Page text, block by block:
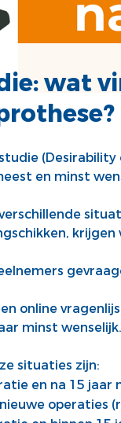
wat
en minst
online
minst wenselijk.
situaties zijn:
en na 15 jaar
operaties